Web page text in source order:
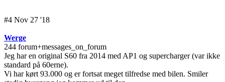
#4 Nov 27 '18
Werge
244 forum+messages_on_forum
Jeg har en original S60 fra 2014 med AP1 og supercharger (var ikke
standard på 60erne).
Vi har kørt 93.000 og er fortsat meget tilfredse med bilen. Smiler